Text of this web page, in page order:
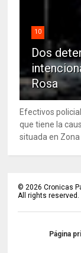
10
Dos
Rosa
Efectivos
que tiene la
situada en Zona
© 2026 Cronicas
All rights reserved.
Página